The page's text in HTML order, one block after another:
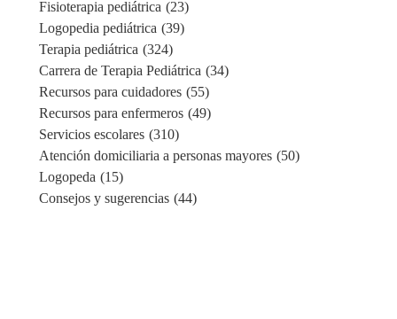
Fisioterapia pediátrica (23)
Logopedia pediátrica (39)
Terapia pediátrica (324)
Carrera de Terapia Pediátrica (34)
Recursos para cuidadores (55)
Recursos para enfermeros (49)
Servicios escolares (310)
Atención domiciliaria a personas mayores (50)
Logopeda (15)
Consejos y sugerencias (44)